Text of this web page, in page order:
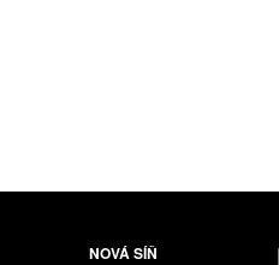
NOVÁ SÍŇ